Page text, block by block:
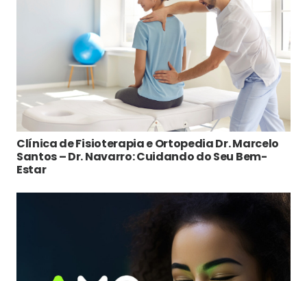
Clínica de Fisioterapia e Ortopedia Dr. Marcelo
Santos – Dr. Navarro: Cuidando do Seu Bem-
Estar